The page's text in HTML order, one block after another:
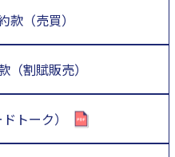
款（売買）
（割賦販売）
トーク）